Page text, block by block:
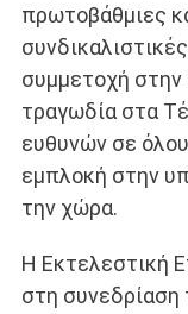
πρωτοβάθμιες
συμμετοχή στην
τραγωδία στα
ευθυνών σε
εμπλοκή στην
την χώρα.
Η Εκτελεστική
στη συνεδρίαση